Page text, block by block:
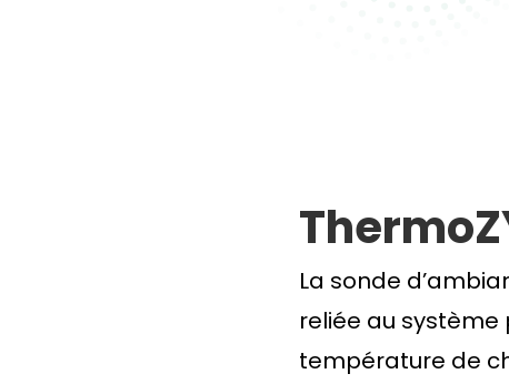
La sonde
reliée au système
température de